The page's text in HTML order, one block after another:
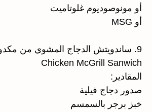
أو مونوصوديوم غلوتاميت
أو MSG
9. ساندويتش الدجاج المشوي من مكدونلدز
Chicken McGrill Sanwich
المقادير:
صدور دجاج فيلية
خبز برجر بالسمسم